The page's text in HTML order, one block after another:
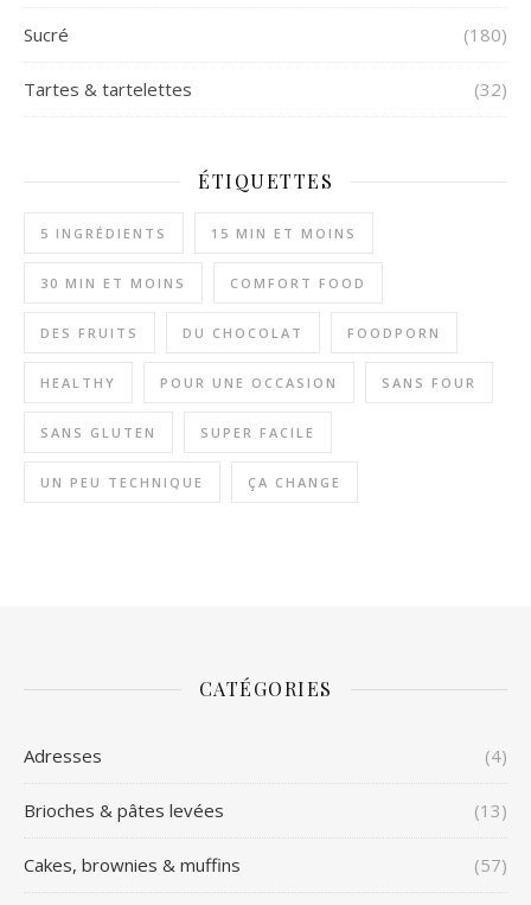
Sucré (180)
Tartes & tartelettes (32)
ÉTIQUETTES
5 INGRÉDIENTS 15 MIN ET MOINS
30 MIN ET MOINS COMFORT FOOD
DES FRUITS DU CHOCOLAT FOODPORN
HEALTHY POUR UNE OCCASION SANS FOUR
SANS GLUTEN SUPER FACILE
UN PEU TECHNIQUE ÇA CHANGE
CATÉGORIES
Adresses (4)
Brioches & pâtes levées (13)
Cakes, brownies & muffins (57)